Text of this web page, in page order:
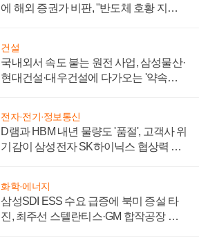
에 해외 증권가 비판, "반도체 호황 지속
건설
국내외서 속도 붙는 원전 사업, 삼성물산·
현대건설·대우건설에 다가오는 '약속의
전자·전기·정보통신
D램과 HBM 내년 물량도 '품절', 고객사 위
기감이 삼성전자 SK하이닉스 협상력 더
화학·에너지
삼성SDI ESS 수요 급증에 북미 증설 타
진, 최주선 스텔란티스·GM 합작공장 건